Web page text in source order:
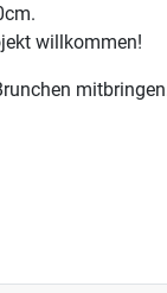
willkommen!
Workshop